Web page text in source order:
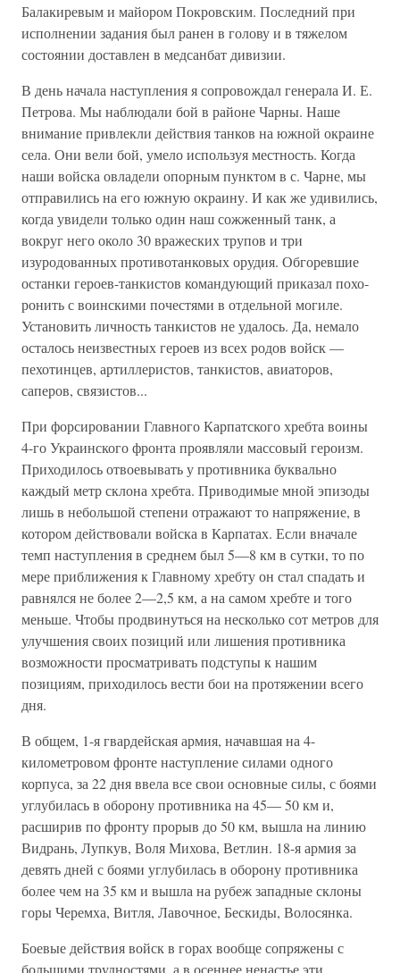
Балакиревым и майором Покровским. Последний при
исполнении задания был ранен в голову и в тяжелом
состоянии до­ставлен в медсанбат дивизии.
В день начала наступления я сопровождал генерала И. Е.
Петрова. Мы наблюдали бой в районе Чарны. Наше
внимание привлекли дей­ствия танков на южной окраине
села. Они вели бой, умело используя местность. Когда
наши войска овладели опорным пунктом в с. Чарне, мы
отправились на его южную окраину. И как же удивились,
когда увидели только один наш сожженный танк, а
вокруг него около 30 вражеских трупов и три
изуродованных противотанковых орудия. Обгоревшие
останки героев-танкистов командующий приказал похо­
ронить с воинскими почестями в отдельной могиле.
Установить лич­ность танкистов не удалось. Да, немало
осталось неизвестных героев из всех родов войск —
пехотинцев, артиллеристов, танкистов, авиато­ров,
саперов, связистов...
При форсировании Главного Карпатского хребта воины
4-го Укра­инского фронта проявляли массовый героизм.
Приходилось отвоевы­вать у противника буквально
каждый метр склона хребта. Приводи­мые мной эпизоды
лишь в небольшой степени отражают то напряже­ние, в
котором действовали войска в Карпатах. Если вначале
темп наступления в среднем был 5—8 км в сутки, то по
мере приближения к Главному хребту он стал спадать и
равнялся не более 2—2,5 км, а на самом хребте и того
меньше. Чтобы продвинуться на несколько сот метров для
улучшения своих позиций или лишения противника
возможности просматривать подступы к нашим
позициям, приходи­лось вести бои на протяжении всего
дня.
В общем, 1-я гвардейская армия, начавшая на 4-
километровом фронте наступление силами одного
корпуса, за 22 дня ввела все свои основные силы, с боями
углубилась в оборону противника на 45— 50 км и,
расширив по фронту прорыв до 50 км, вышла на линию
Видрань, Лупкув, Воля Михова, Ветлин. 18-я армия за
девять дней с боями углубилась в оборону противника
более чем на 35 км и вы­шла на рубеж западные склоны
горы Черемха, Витля, Лавочное, Бескиды, Волосянка.
Боевые действия войск в горах вообще сопряжены с
большими трудностями, а в осеннее ненастье эти